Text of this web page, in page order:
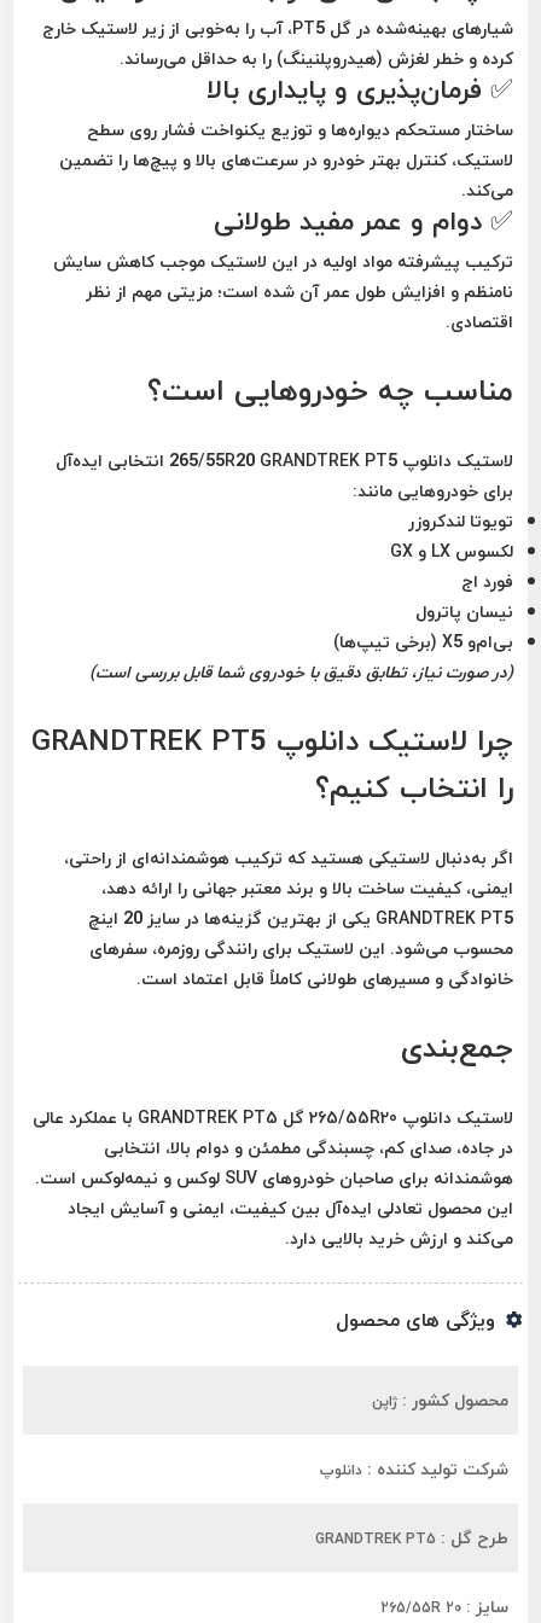
شیارهای بهینه‌شده در گل PT5، آب را به‌خوبی از زیر لاستیک خارج
کرده و خطر لغزش (هیدروپلنینگ) را به حداقل می‌رساند.
✅ فرمان‌پذیری و پایداری بالا
ساختار مستحکم دیواره‌ها و توزیع یکنواخت فشار روی سطح
لاستیک، کنترل بهتر خودرو در سرعت‌های بالا و پیچ‌ها را تضمین
می‌کند.
✅ دوام و عمر مفید طولانی
ترکیب پیشرفته مواد اولیه در این لاستیک موجب کاهش سایش
نامنظم و افزایش طول عمر آن شده است؛ مزیتی مهم از نظر
اقتصادی.
مناسب چه خودروهایی است؟
لاستیک دانلوپ 265/55R20 GRANDTREK PT5 انتخابی ایده‌آل
برای خودروهایی مانند:
تویوتا لندکروزر
لکسوس LX و GX
فورد اج
نیسان پاترول
بی‌ام‌و X5 (برخی تیپ‌ها)
(در صورت نیاز، تطابق دقیق با خودروی شما قابل بررسی است)
چرا لاستیک دانلوپ GRANDTREK PT5
را انتخاب کنیم؟
اگر به‌دنبال لاستیکی هستید که ترکیب هوشمندانه‌ای از راحتی،
ایمنی، کیفیت ساخت بالا و برند معتبر جهانی را ارائه دهد،
GRANDTREK PT5 یکی از بهترین گزینه‌ها در سایز 20 اینچ
محسوب می‌شود. این لاستیک برای رانندگی روزمره، سفرهای
خانوادگی و مسیرهای طولانی کاملاً قابل اعتماد است.
جمع‌بندی
لاستیک دانلوپ 265/55R20 گل GRANDTREK PT5
با عملکرد عالی
در جاده، صدای کم، چسبندگی مطمئن و دوام بالا، انتخابی
هوشمندانه برای صاحبان خودروهای SUV لوکس و نیمه‌لوکس است.
این محصول تعادلی ایده‌آل بین کیفیت، ایمنی و آسایش ایجاد
می‌کند و ارزش خرید بالایی دارد.
ویژگی های محصول
محصول کشور : ژاپن
شرکت تولید کننده : دانلوپ
طرح گل : GRANDTREK PT5
سایز : 265/55R 20